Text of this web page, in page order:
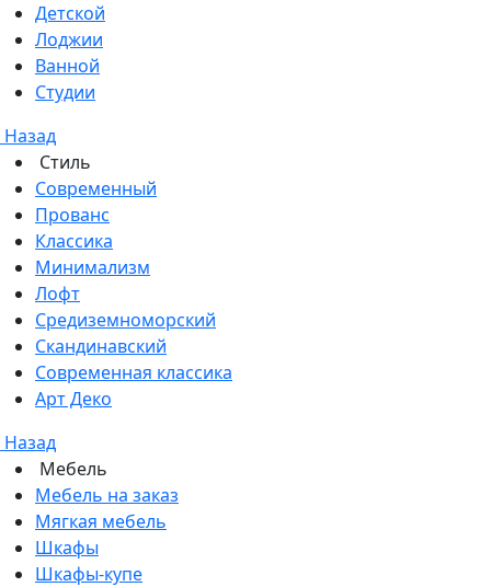
Детской
Лоджии
Ванной
Студии
Назад
Стиль
Современный
Прованс
Классика
Минимализм
Лофт
Средиземноморский
Скандинавский
Современная классика
Арт Деко
Назад
Мебель
Мебель на заказ
Мягкая мебель
Шкафы
Шкафы-купе